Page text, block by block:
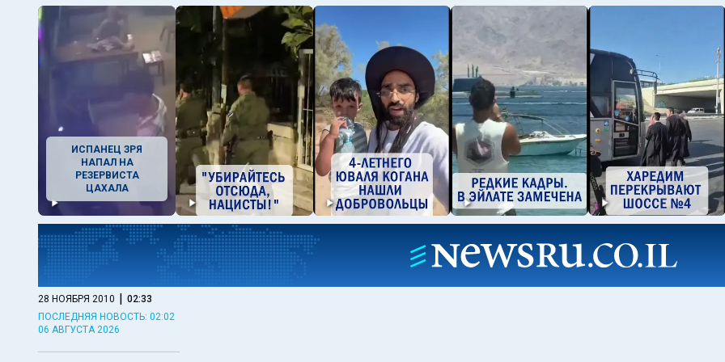
ИСПАНЕЦ ЗРЯ
НАПАЛ НА
РЕЗЕРВИСТА
ЦАХАЛА
28 НОЯБРЯ 2010 | 02:33
ПОСЛЕДНЯЯ НОВОСТЬ: 02:02
06 АВГУСТА 2026